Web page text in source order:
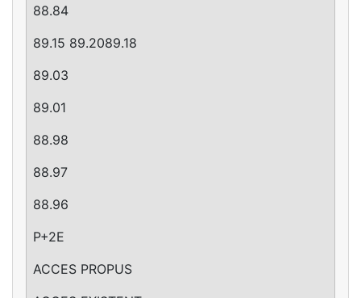
88.84
89.15 89.2089.18
89.03
89.01
88.98
88.97
88.96
P+2E
ACCES PROPUS